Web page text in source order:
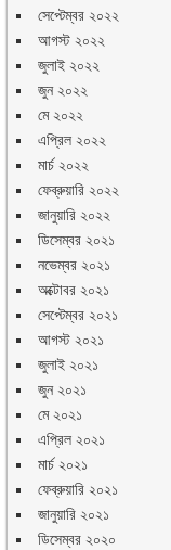
সেপ্টেম্বর ২০২২
আগস্ট ২০২২
জুলাই ২০২২
জুন ২০২২
মে ২০২২
এপ্রিল ২০২২
মার্চ ২০২২
ফেব্রুয়ারি ২০২২
জানুয়ারি ২০২২
ডিসেম্বর ২০২১
নভেম্বর ২০২১
অক্টোবর ২০২১
সেপ্টেম্বর ২০২১
আগস্ট ২০২১
জুলাই ২০২১
জুন ২০২১
মে ২০২১
এপ্রিল ২০২১
মার্চ ২০২১
ফেব্রুয়ারি ২০২১
জানুয়ারি ২০২১
ডিসেম্বর ২০২০